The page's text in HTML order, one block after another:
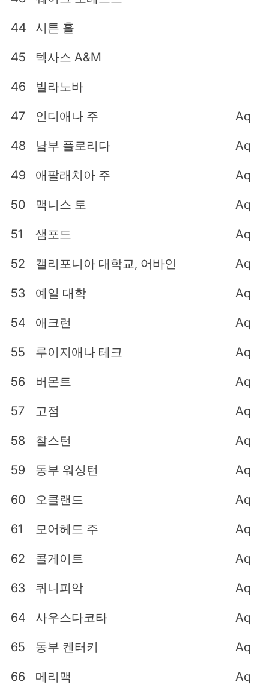
44 시튼 홀
45 텍사스 A&M
46 빌라노바
47 인디애나 주 Aq
48 남부 플로리다 Aq
49 애팔래치아 주 Aq
50 맥니스 토 Aq
51 샘포드 Aq
52 캘리포니아 대학교, 어바인 Aq
53 예일 대학 Aq
54 애크런 Aq
55 루이지애나 테크 Aq
56 버몬트 Aq
57 고점 Aq
58 찰스턴 Aq
59 동부 워싱턴 Aq
60 오클랜드 Aq
61 모어헤드 주 Aq
62 콜게이트 Aq
63 퀴니피악 Aq
64 사우스다코타 Aq
65 동부 켄터키 Aq
66 메리맥 Aq